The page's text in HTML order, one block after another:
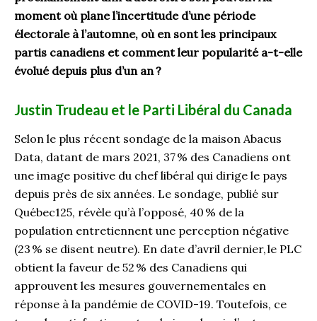
moment où plane l’incertitude d’une période
électorale à l’automne, où en sont les principaux
partis canadiens et comment leur popularité a-t-elle
évolué depuis plus d’un an?
Justin Trudeau et le Parti Libéral du Canada
Selon le plus récent sondage de la maison Abacus
Data, datant de mars 2021, 37 % des Canadiens ont
une image positive du chef libéral qui dirige le pays
depuis près de six années. Le sondage, publié sur
Québec125, révèle qu’à l’opposé, 40 % de la
population entretiennent une perception négative
(23 % se disent neutre). En date d’avril dernier, le PLC
obtient la faveur de 52 % des Canadiens qui
approuvent les mesures gouvernementales en
réponse à la pandémie de COVID-19. Toutefois, ce